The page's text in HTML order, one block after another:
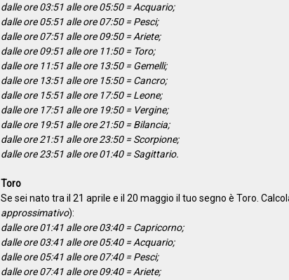
dalle ore 03:51 alle ore 05:50 = Acquario;
dalle ore 05:51 alle ore 07:50 = Pesci;
dalle ore 07:51 alle ore 09:50 = Ariete;
dalle ore 09:51 alle ore 11:50 = Toro;
dalle ore 11:51 alle ore 13:50 = Gemelli;
dalle ore 13:51 alle ore 15:50 = Cancro;
dalle ore 15:51 alle ore 17:50 = Leone;
dalle ore 17:51 alle ore 19:50 = Vergine;
dalle ore 19:51 alle ore 21:50 = Bilancia;
dalle ore 21:51 alle ore 23:50 = Scorpione;
dalle ore 23:51 alle ore 01:40 = Sagittario.
Toro
Se sei nato tra il 21 aprile e il 20 maggio il tuo segno è Toro.
approssimativo):
dalle ore 01:41 alle ore 03:40 = Capricorno;
dalle ore 03:41 alle ore 05:40 = Acquario;
dalle ore 05:41 alle ore 07:40 = Pesci;
dalle ore 07:41 alle ore 09:40 = Ariete;